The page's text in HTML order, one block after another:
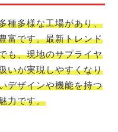
種多様な工場があり、
富です。最新トレンド
も、現地のサプライヤ
いが実現しやすくなり
デザインや機能を持つ
力です。